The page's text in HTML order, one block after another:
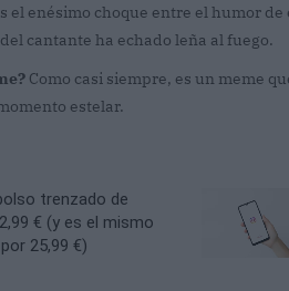
el enésimo choque entre el humor
cantante ha echado leña al fuego.
Como casi siempre, es un meme
estelar.
trenzado de
€ (y es el mismo
25,99 €)